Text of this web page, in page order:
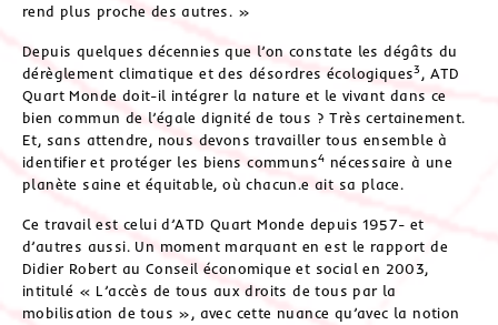
rend plus proche des autres. »
Depuis quelques décennies que l’on constate les dégâts du
dérèglement climatique et des désordres écologiques3 , ATD
Quart Monde doit-il intégrer la nature et le vivant dans ce
bien commun de l’égale dignité de tous ? Très certainement.
Et, sans attendre, nous devons travailler tous ensemble à
identifier et protéger les biens communs4 nécessaire à une
planète saine et équitable, où chacun.e ait sa place.
Ce travail est celui d’ATD Quart Monde depuis 1957- et
d’autres aussi. Un moment marquant en est le rapport de
Didier Robert au Conseil économique et social en 2003,
intitulé « L’accès de tous aux droits de tous par la
mobilisation de tous », avec cette nuance qu’avec la notion